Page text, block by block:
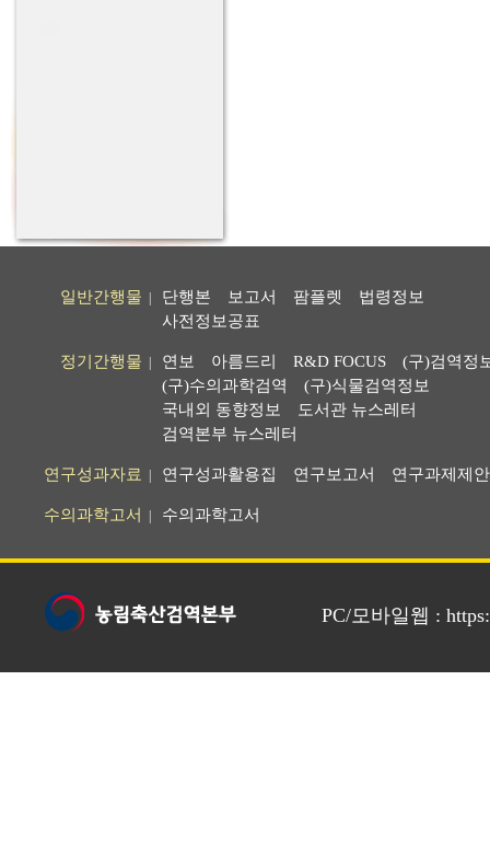
일반간행물 단행본 보고서 팜플렛
법령정보
사전정보공표
정기간행물 연보 아름드리 R&D FOCUS
(구)검역정
(구)수의과학검역
(구)식물검역정보
국내외 동향정보
도서관 뉴스레터
검역본부 뉴스레터
연구성과자료 연구성과활용집 연구보고서 연구과제제
수의과학고서 수의과학고서
PC/모바일웹 :